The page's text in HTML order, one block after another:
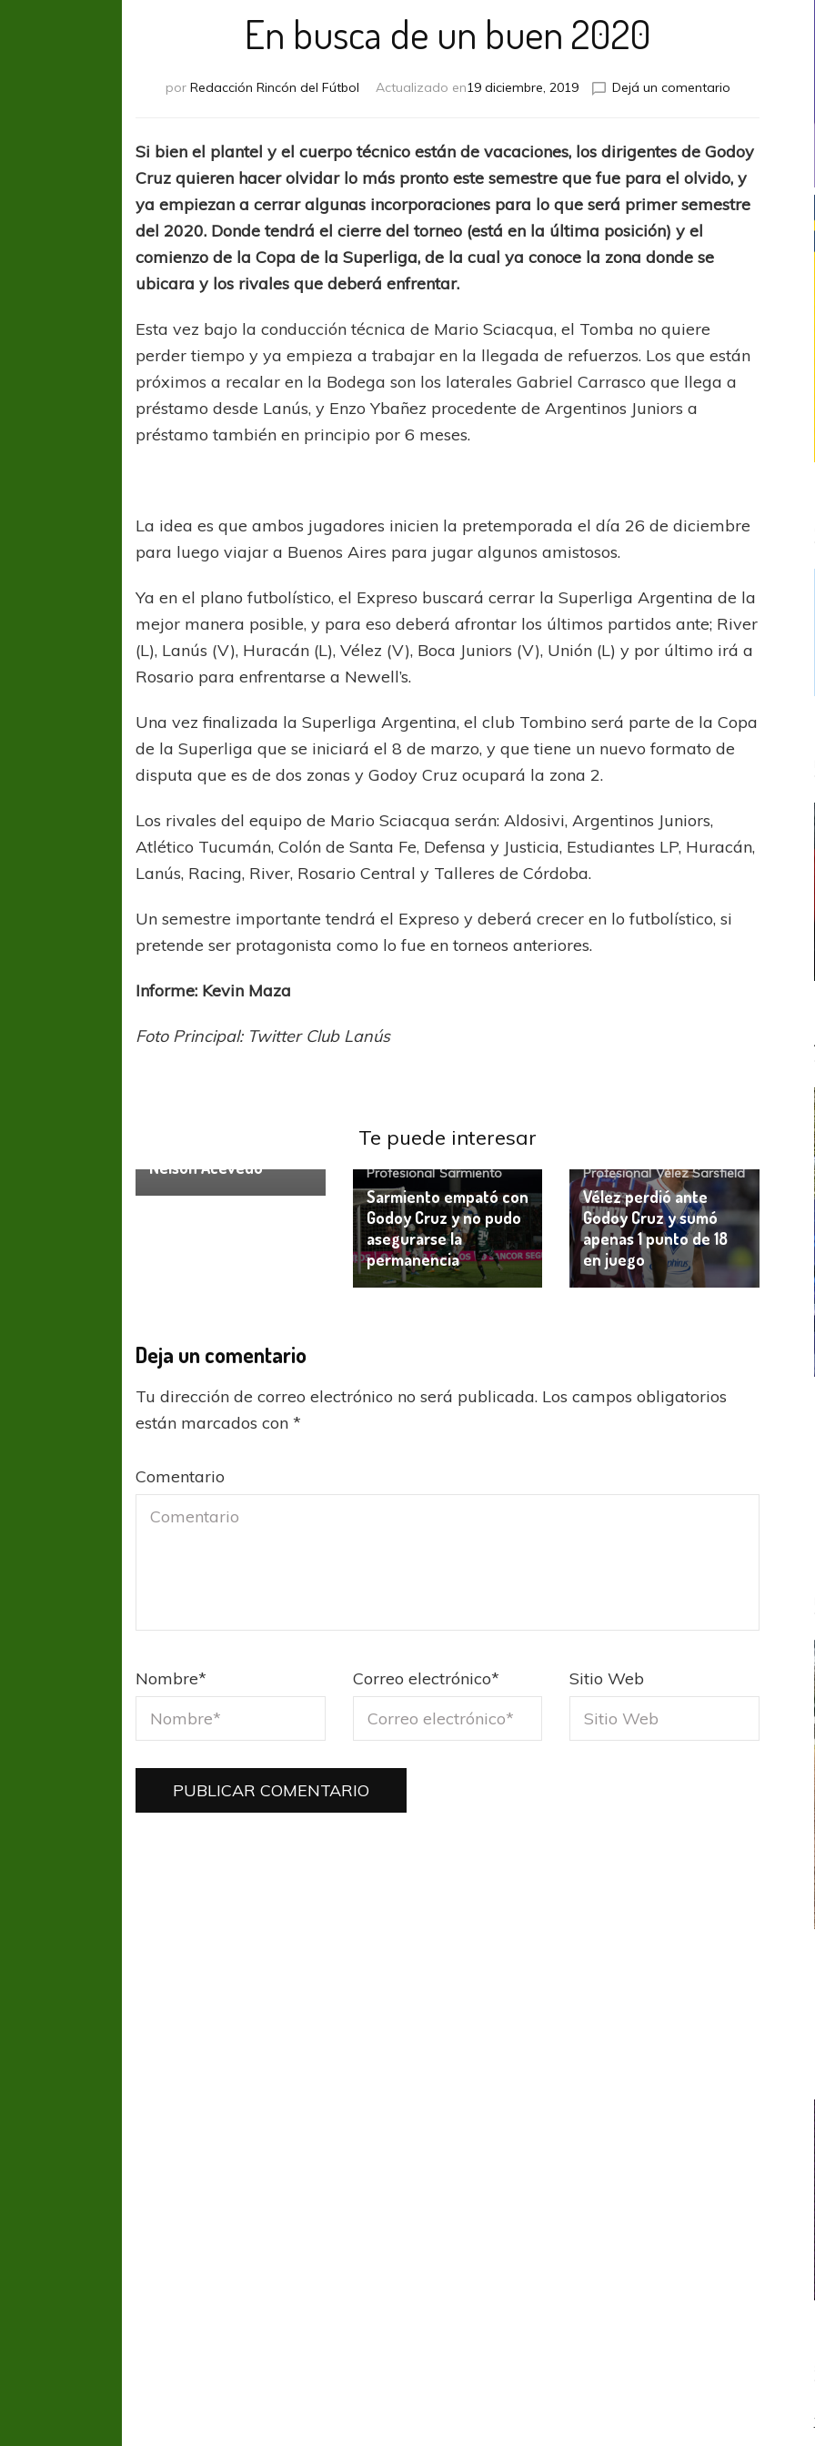
En busca de un buen 2020
por Redacción Rincón del Fútbol Actualizado en19 diciembre, 2019 Dejá un comentarioen
de
un
buen
2020
Si bien el plantel y el cuerpo técnico están de vacaciones, los dirigentes de Godoy
Cruz quieren hacer olvidar lo más pronto este semestre que fue para el olvido, y
ya empiezan a cerrar algunas incorporaciones para lo que será primer semestre
del 2020. Donde tendrá el cierre del torneo (está en la última posición) y el
comienzo de la Copa de la Superliga, de la cual ya conoce la zona donde se
ubicara y los rivales que deberá enfrentar.
Esta vez bajo la conducción técnica de Mario Sciacqua, el Tomba no quiere
perder tiempo y ya empieza a trabajar en la llegada de refuerzos. Los que están
próximos a recalar en la Bodega son los laterales Gabriel Carrasco que llega a
préstamo desde Lanús, y Enzo Ybañez procedente de Argentinos Juniors a
préstamo también en principio por 6 meses.
La idea es que ambos jugadores inicien la pretemporada el día 26 de diciembre
para luego viajar a Buenos Aires para jugar algunos amistosos.
Ya en el plano futbolístico, el Expreso buscará cerrar la Superliga Argentina de la
mejor manera posible, y para eso deberá afrontar los últimos partidos ante; River
(L), Lanús (V), Huracán (L), Vélez (V), Boca Juniors (V), Unión (L) y por último irá a
Rosario para enfrentarse a Newell’s.
Una vez finalizada la Superliga Argentina, el club Tombino será parte de la Copa
de la Superliga que se iniciará el 8 de marzo, y que tiene un nuevo formato de
disputa que es de dos zonas y Godoy Cruz ocupará la zona 2.
Los rivales del equipo de Mario Sciacqua serán: Aldosivi, Argentinos Juniors,
Atlético Tucumán, Colón de Santa Fe, Defensa y Justicia, Estudiantes LP, Huracán,
Lanús, Racing, River, Rosario Central y Talleres de Córdoba.
Un semestre importante tendrá el Expreso y deberá crecer en lo futbolístico, si
pretende ser protagonista como lo fue en torneos anteriores.
Informe: Kevin Maza
Foto Principal: Twitter Club Lanús
Te puede interesar
Nelson Acevedo
Godoy Cruz Liga
Profesional Sarmiento
Sarmiento empató con
Godoy Cruz y no pudo
asegurarse la
permanencia
Profesional Vélez Sarsfield
Vélez perdió ante
Godoy Cruz y sumó
apenas 1 punto de 18
en juego
Deja un comentario
Tu dirección de correo electrónico no será publicada. Los campos obligatorios
están marcados con*
Comentario
Nombre* Correo electrónico* Sitio Web
COPA SUDAMERICANA TIGRE
Octavos de Final
COPA SUDAMERICANA LANÚS UEFA CHAMPIONS LEAGUE